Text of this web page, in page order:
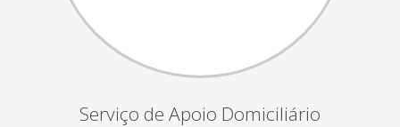
Serviço de Apoio Domiciliário